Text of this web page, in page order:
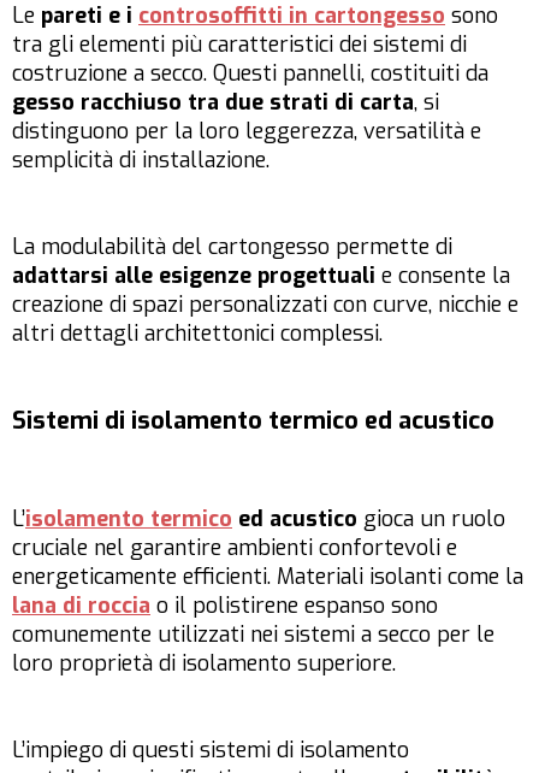
Le pareti e i controsoffitti in cartongesso sono
tra gli elementi più caratteristici dei sistemi di
costruzione a secco. Questi pannelli, costituiti da
gesso racchiuso tra due strati di carta, si
distinguono per la loro leggerezza, versatilità e
semplicità di installazione.
La modulabilità del cartongesso permette di
adattarsi alle esigenze progettuali e consente la
creazione di spazi personalizzati con curve, nicchie e
altri dettagli architettonici complessi.
Sistemi di isolamento termico ed acustico
L’isolamento termico ed acustico gioca un ruolo
cruciale nel garantire ambienti confortevoli e
energeticamente efficienti. Materiali isolanti come la
lana di roccia o il polistirene espanso sono
comunemente utilizzati nei sistemi a secco per le
loro proprietà di isolamento superiore.
L’impiego di questi sistemi di isolamento